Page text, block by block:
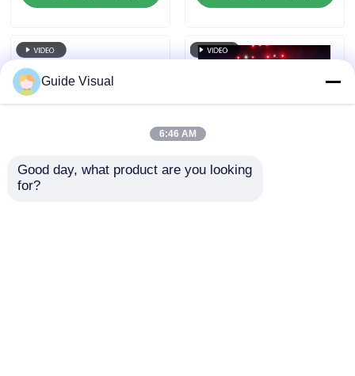
Guide Visual
6:46 AM
Good day, what product are you looking
for?